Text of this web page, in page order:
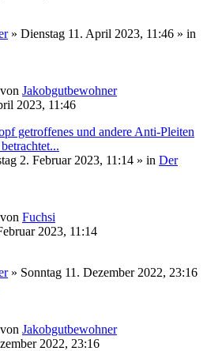
» Dienstag 11. April 2023, 11:46 » in
von Jakobgutbewohner
2023, 11:46
getroffenes und andere Anti-Pleiten
2. Februar 2023, 11:14 » in Der
von Fuchsi
2023, 11:14
» Sonntag 11. Dezember 2022, 23:16
von Jakobgutbewohner
2022, 23:16